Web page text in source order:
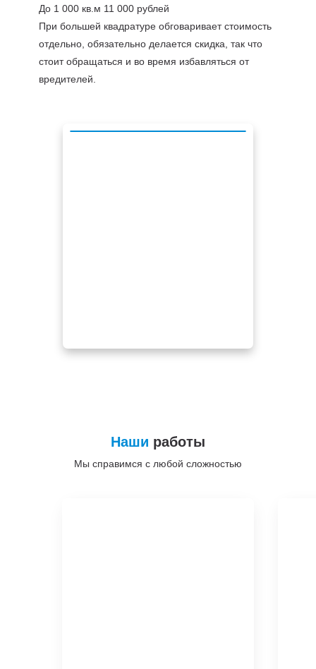
До 1 000 кв.м 11 000 рублей
При большей квадратуре обговаривает стоимость
отдельно, обязательно делается скидка, так что
стоит обращаться и во время избавляться от
вредителей.
Наши работы
Мы справимся с любой сложностью